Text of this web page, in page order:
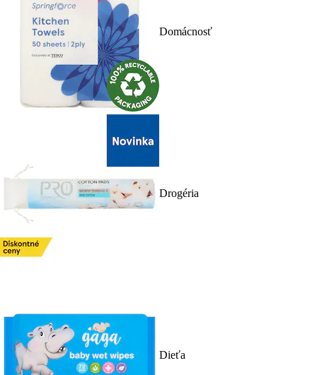
Domácnosť
Drogéria
Dieťa